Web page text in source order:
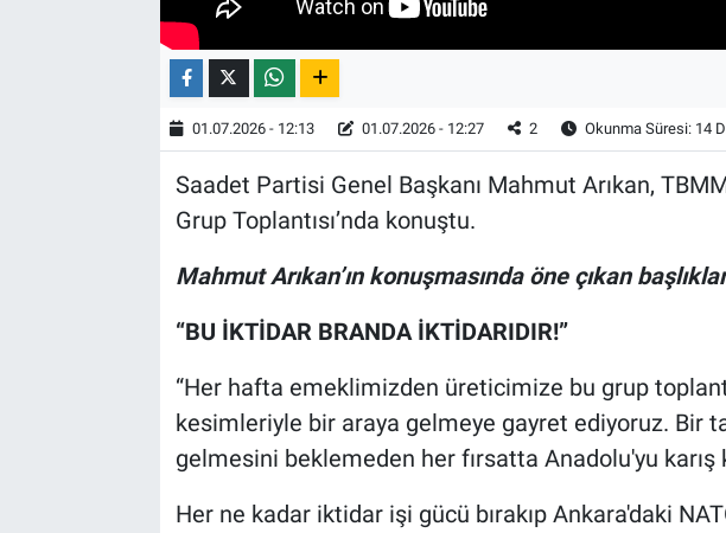
01.07.2026 - 12:13 01.07.2026 - 12:27 2 Okunma Süresi: 14
Saadet Partisi Genel Başkanı Mahmut Arıkan,
Grup Toplantısı’nda konuştu.
Mahmut Arıkan’ın konuşmasında öne çıkan
“BU İKTİDAR BRANDA İKTİDARIDIR!”
“Her hafta emeklimizden üreticimize bu grup
kesimleriyle bir araya gelmeye gayret ediyoruz. Bir
gelmesini beklemeden her fırsatta Anadolu'yu karış
Her ne kadar iktidar işi gücü bırakıp Ankara'daki